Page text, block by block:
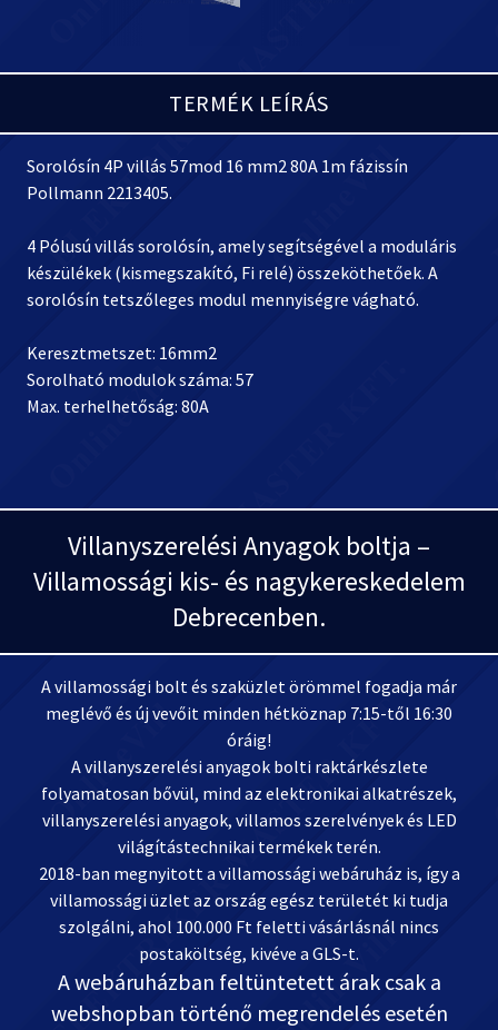
TERMÉK LEÍRÁS
Sorolósín 4P villás 57mod 16 mm2 80A 1m fázissín
Pollmann 2213405.
4 Pólusú villás sorolósín, amely segítségével a moduláris
készülékek (kismegszakító, Fi relé) összeköthetőek. A
sorolósín tetszőleges modul mennyiségre vágható.
Keresztmetszet: 16mm2
Sorolható modulok száma: 57
Max. terhelhetőság: 80A
Villanyszerelési Anyagok boltja –
Villamossági kis- és nagykereskedelem
Debrecenben.
A villamossági bolt és szaküzlet örömmel fogadja már
meglévő és új vevőit minden hétköznap 7:15-től 16:30
óráig!
A villanyszerelési anyagok bolti raktárkészlete
folyamatosan bővül, mind az elektronikai alkatrészek,
villanyszerelési anyagok, villamos szerelvények és LED
világítástechnikai termékek terén.
2018-ban megnyitott a villamossági webáruház is, így a
villamossági üzlet az ország egész területét ki tudja
szolgálni, ahol 100.000 Ft feletti vásárlásnál nincs
postaköltség, kivéve a GLS-t.
A webáruházban feltüntetett árak csak a
webshopban történő megrendelés esetén